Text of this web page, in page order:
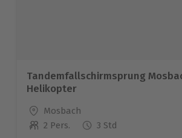
Tandemfallschirmsprung
Helikopter
Standort
Mosbach
Anzahl der Teilnehmer
2 Pers. 3 Std